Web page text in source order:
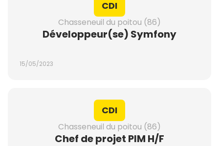
CDI
Chasseneuil du poitou (86)
Développeur(se) Symfony
15/05/2023
CDI
Chasseneuil du poitou (86)
Chef de projet PIM H/F